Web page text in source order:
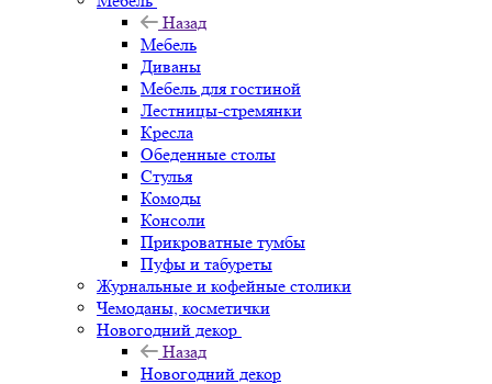
Назад
Мебель
Диваны
Мебель для гостиной
Лестницы-стремянки
Кресла
Обеденные столы
Стулья
Комоды
Консоли
Прикроватные тумбы
Пуфы и табуреты
Журнальные и кофейные столики
Чемоданы, косметички
Новогодний декор
Назад
Новогодний декор